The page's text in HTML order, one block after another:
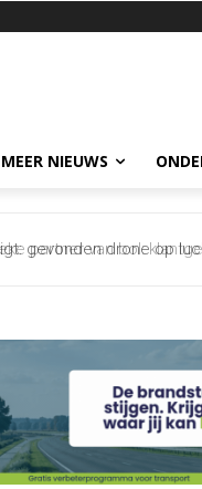
MEER NIEUWS
gevonden drone op